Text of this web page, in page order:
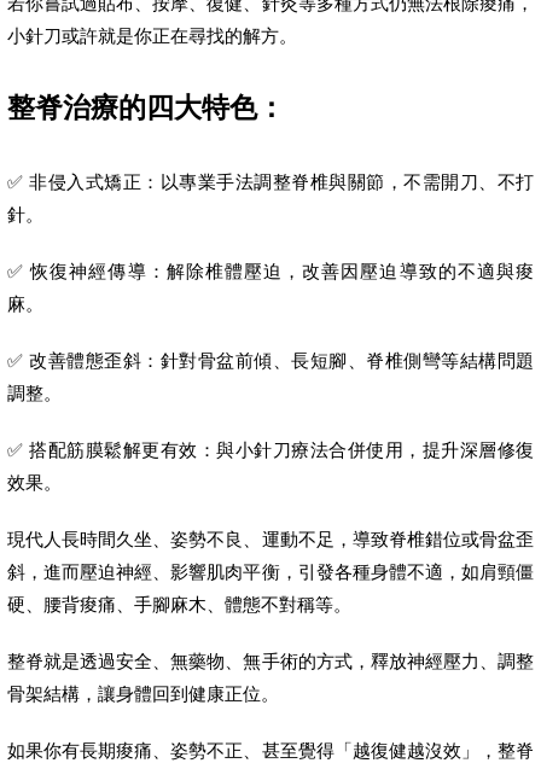
小針刀或許就是你正在尋找的解方。
整脊治療的四大特色：
✅ 非侵入式矯正：以專業手法調整脊椎與關節，不需開刀、不打
針。
✅ 恢復神經傳導：解除椎體壓迫，改善因壓迫導致的不適與痠
麻。
✅ 改善體態歪斜：針對骨盆前傾、長短腳、脊椎側彎等結構問題
調整。
✅ 搭配筋膜鬆解更有效：與小針刀療法合併使用，提升深層修復
效果。
現代人長時間久坐、姿勢不良、運動不足，導致脊椎錯位或骨盆歪
斜，進而壓迫神經、影響肌肉平衡，引發各種身體不適，如肩頸僵
硬、腰背痠痛、手腳麻木、體態不對稱等。
整脊就是透過安全、無藥物、無手術的方式，釋放神經壓力、調整
骨架結構，讓身體回到健康正位。
如果你有長期痠痛、姿勢不正、甚至覺得「越復健越沒效」，整脊